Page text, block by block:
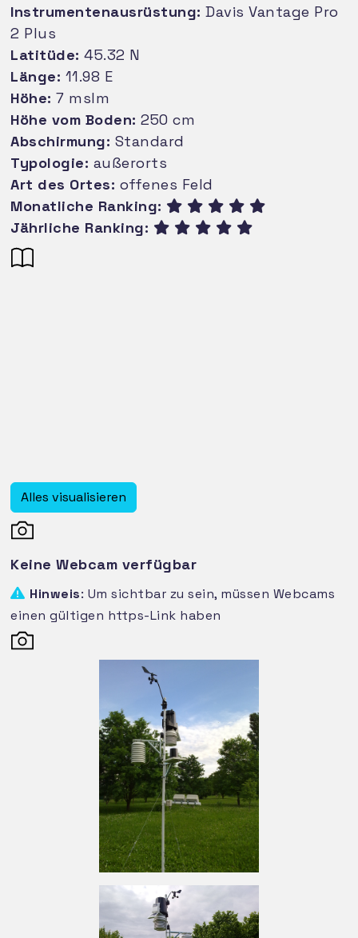
Instrumentenausrüstung: Davis Vantage Pro
2 Plus
Latitüde: 45.32 N
Länge: 11.98 E
Höhe: 7 mslm
Höhe vom Boden: 250 cm
Abschirmung: Standard
Typologie: außerorts
Art des Ortes: offenes Feld
Monatliche Ranking:
Jährliche Ranking:
Alles visualisieren
Keine Webcam verfügbar
Hinweis: Um sichtbar zu sein, müssen Webcams
einen gültigen https-Link haben